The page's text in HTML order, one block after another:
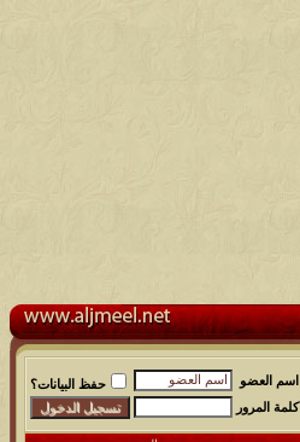
اسم العضو
حفظ البيانات؟
كلمة المرور